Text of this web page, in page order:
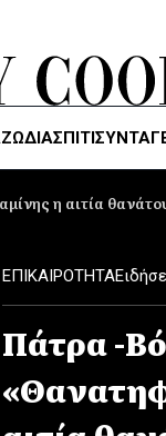
ΖΏΔΙΑΣΠΙΤΙ
η αιτία
ΕΠΙΚΑΙΡΟΤΗΤΑ
Πάτρα -